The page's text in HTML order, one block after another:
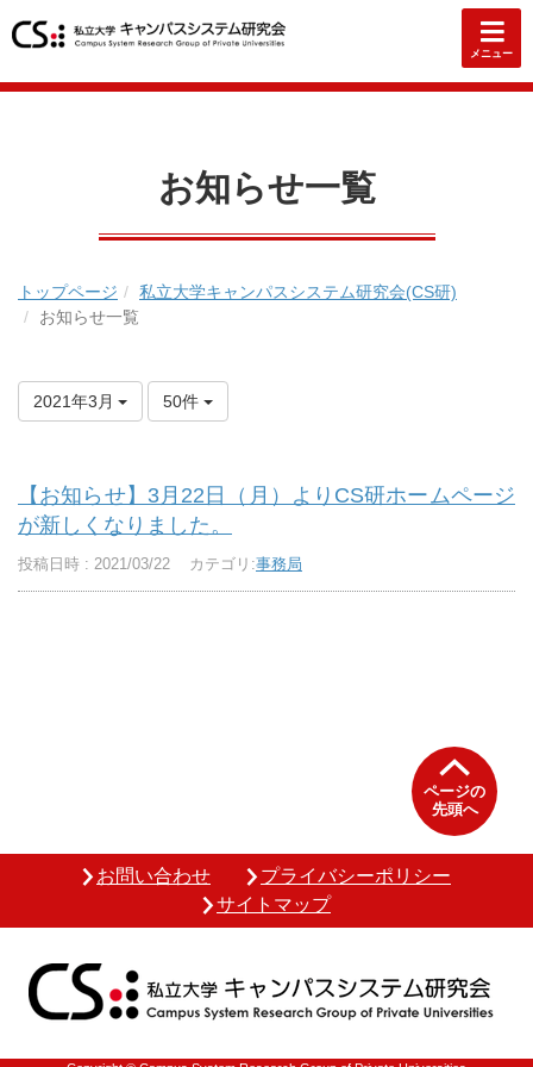
メニュー
お知らせ一覧
トップページ
私立大学キャンパスシステム研究会(CS研)
お知らせ一覧
2021年3月 50件
【お知らせ】3月22日（月）よりCS研ホームページ
が新しくなりました。
投稿日時 : 2021/03/22 カテゴリ:事務局
ページの
先頭へ
お問い合わせ
プライバシーポリシー
サイトマップ